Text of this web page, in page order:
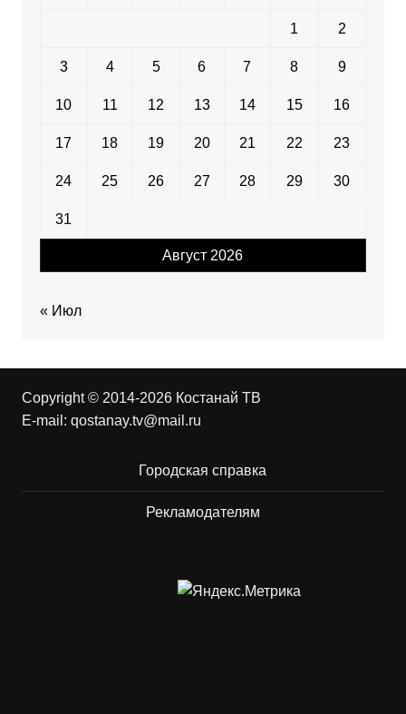
Август 2026
1 2
3 4 5 6 7 8 9
10 11 12 13 14 15 16
17 18 19 20 21 22 23
24 25 26 27 28 29 30
31
« Июл
Copyright © 2014-2026 Костанай ТВ
E-mail: qostanay.tv@mail.ru
Городская справка
Рекламодателям